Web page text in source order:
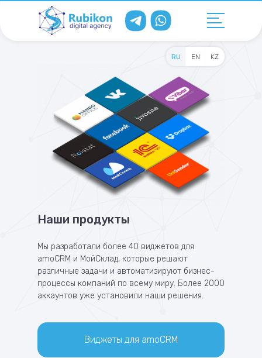
Наши продукты
Мы разработали более 40 виджетов для
amoCRM и МойСклад, которые решают
различные задачи и автоматизируют бизнес-
процессы компаний по всему миру. Более 2000
аккаунтов уже установили наши решения.
Виджеты для amoCRM
RU EN KZ